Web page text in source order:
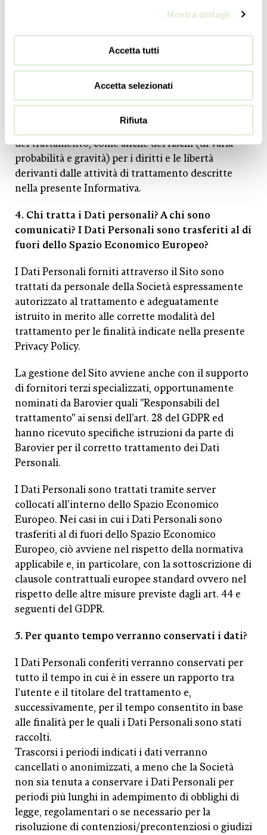
Mostra dettagli
Accetta tutti
Accetta selezionati
Rifiuta
della conservazione, minimizzazione dei dati,
GDPR.
Sono state adottate misure tecniche e
organizzative adeguate a garantire la sicurezza dei
Dati Personali, con logiche strettamente correlate
alle finalità di trattamento indicate nella presente
Privacy Policy, nonché in considerazione della
del trattamento, come anche dei rischi (di varia
probabilità e gravità) per i diritti e le libertà
derivanti dalle attività di trattamento descritte
nella presente Informativa.
4. Chi tratta i Dati personali? A chi sono
comunicati? I Dati Personali sono trasferiti al di
fuori dello Spazio Economico Europeo?
I Dati Personali forniti attraverso il Sito sono
trattati da personale della Società espressamente
autorizzato al trattamento e adeguatamente
istruito in merito alle corrette modalità del
trattamento per le finalità indicate nella presente
Privacy Policy.
La gestione del Sito avviene anche con il supporto
di fornitori terzi specializzati, opportunamente
nominati da Barovier quali "Responsabili del
trattamento" ai sensi dell’art. 28 del GDPR ed
hanno ricevuto specifiche istruzioni da parte di
Barovier per il corretto trattamento dei Dati
Personali.
I Dati Personali sono trattati tramite server
collocati all’interno dello Spazio Economico
Europeo. Nei casi in cui i Dati Personali sono
trasferiti al di fuori dello Spazio Economico
Europeo, ciò avviene nel rispetto della normativa
applicabile e, in particolare, con la sottoscrizione di
clausole contrattuali europee standard ovvero nel
rispetto delle altre misure previste dagli art. 44 e
seguenti del GDPR.
5. Per quanto tempo verranno conservati i dati?
I Dati Personali conferiti verranno conservati per
tutto il tempo in cui è in essere un rapporto tra
l’utente e il titolare del trattamento e,
successivamente, per il tempo consentito in base
alle finalità per le quali i Dati Personali sono stati
raccolti.
Trascorsi i periodi indicati i dati verranno
cancellati o anonimizzati, a meno che la Società
non sia tenuta a conservare i Dati Personali per
periodi più lunghi in adempimento di obblighi di
legge, regolamentari o se necessario per la
risoluzione di contenziosi/precontenziosi o giudizi